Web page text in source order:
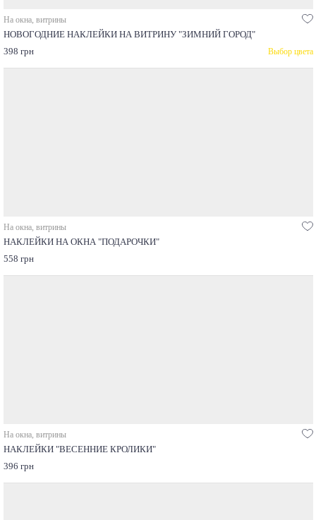
На окна, витрины
НОВОГОДНИЕ НАКЛЕЙКИ НА ВИТРИНУ "ЗИМНИЙ ГОРОД"
398 грн
Выбор цвета
На окна, витрины
НАКЛЕЙКИ НА ОКНА "ПОДАРОЧКИ"
558 грн
На окна, витрины
НАКЛЕЙКИ "ВЕСЕННИЕ КРОЛИКИ"
396 грн